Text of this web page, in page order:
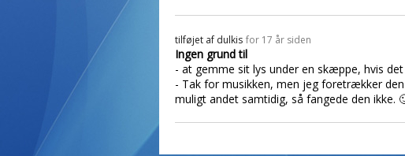
tilføjet af dulkis for 17 år siden
Ingen grund til
- at gemme sit lys under en skæppe, hvis
- Tak for musikken, men jeg foretrækker
muligt andet samtidig, så fangede den ikke.